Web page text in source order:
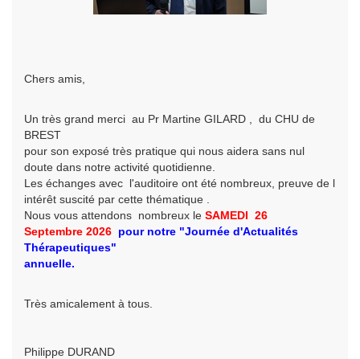
Chers amis,
Un très grand merci au Pr Martine GILARD , du CHU de
BREST
pour son exposé très pratique qui nous aidera sans nul
doute dans notre activité quotidienne.
Les échanges avec l'auditoire ont été nombreux, preuve de l
intérêt suscité par cette thématique .
Nous vous attendons nombreux le SAMEDI 26
Septembre 2026 pour notre "Journée d'Actualités
Thérapeutiques"
annuelle.
Très amicalement à tous.
Philippe DURAND